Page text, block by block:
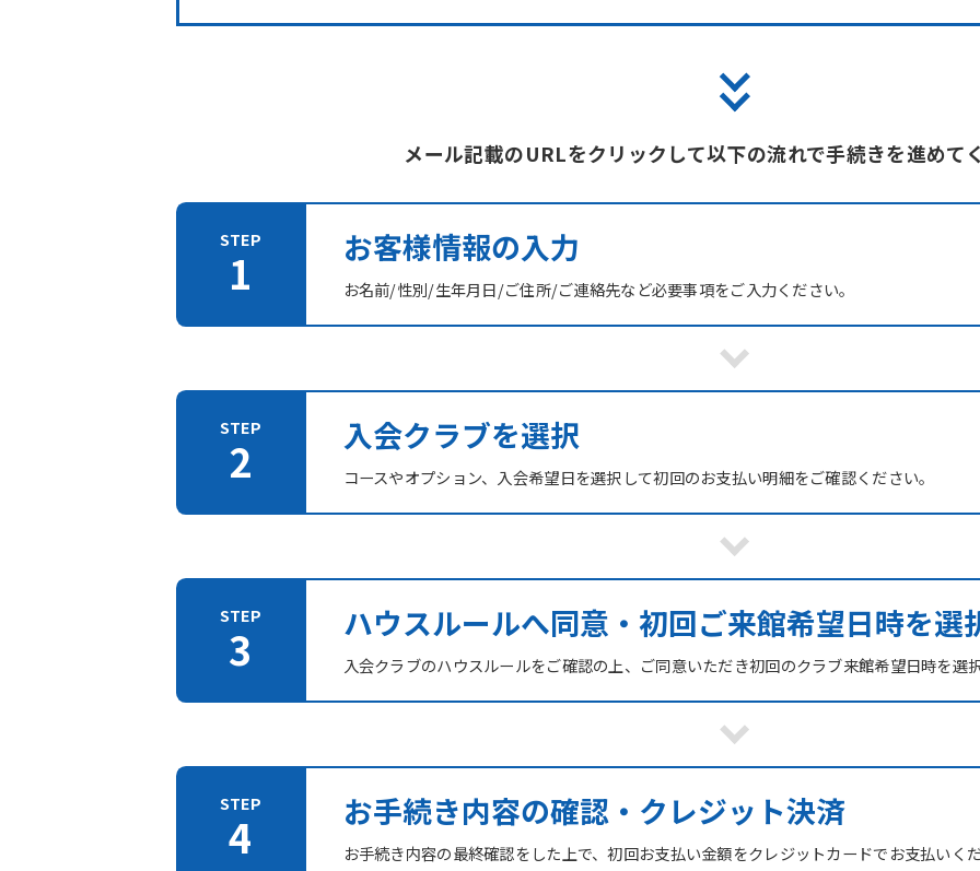
メール記載のURLをクリックして以下の流れで手続きを進めて
お客様情報の入力
お名前/性別/生年月日/ご住所/ご連絡先など必要事項をご入力ください。
入会クラブを選択
コースやオプション、入会希望日を選択して初回のお支払い明細をご確認ください。
ハウスルールへ同意・初回ご来館希望日時を選
入会クラブのハウスルールをご確認の上、ご同意いただき初回のクラブ来館希望日時を選
お手続き内容の確認・クレジット決済
お手続き内容の最終確認をした上で、初回お支払い金額をクレジットカードでお支払いくだ